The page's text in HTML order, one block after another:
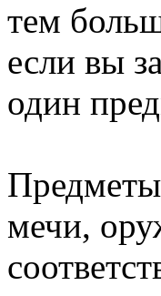
тем
если вы
один
мечи,